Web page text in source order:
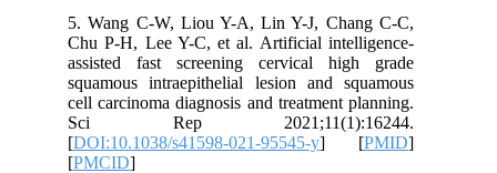
5. Wang C-W, Liou Y-A, Lin Y-J, Chang C-C,
Chu P-H, Lee Y-C, et al. Artificial intelligence-
assisted fast screening cervical high grade
squamous intraepithelial lesion and squamous
cell carcinoma diagnosis and treatment planning.
Sci Rep 2021;11(1):16244.
[DOI:10.1038/s41598-021-95545-y ] [PMID
[PMCID